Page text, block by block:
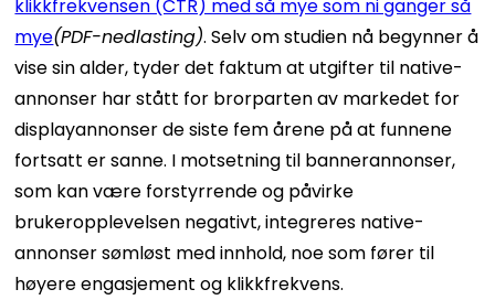
klikkfrekvensen (CTR) med så mye som ni ganger så
mye(PDF-nedlasting). Selv om studien nå begynner å
vise sin alder, tyder det faktum at utgifter til native-
annonser har stått for brorparten av markedet for
displayannonser de siste fem årene på at funnene
fortsatt er sanne. I motsetning til bannerannonser,
som kan være forstyrrende og påvirke
brukeropplevelsen negativt, integreres native-
annonser sømløst med innhold, noe som fører til
høyere engasjement og klikkfrekvens.